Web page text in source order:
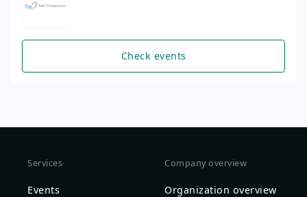
Check events
Services
Events
Company overview
Organization overview